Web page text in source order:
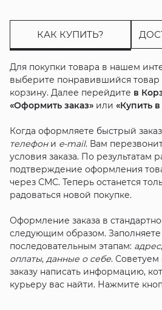
КАК КУПИТЬ?
Для покупки товара в нашем
выберите понравившийся товар
корзину. Далее перейдите в
«Оформить заказ»или «Купить в
Когда оформляете быстрый
телефони e-mail. Вам
условия заказа. По результатам
подтверждение оформления
через СМС. Теперь останется
радоваться новой покупке.
Оформление заказа в
следующим образом.
последовательным этапам: адрес,
оплаты, данные о себе.
заказу написать информацию,
курьеру вас найти. Нажмите